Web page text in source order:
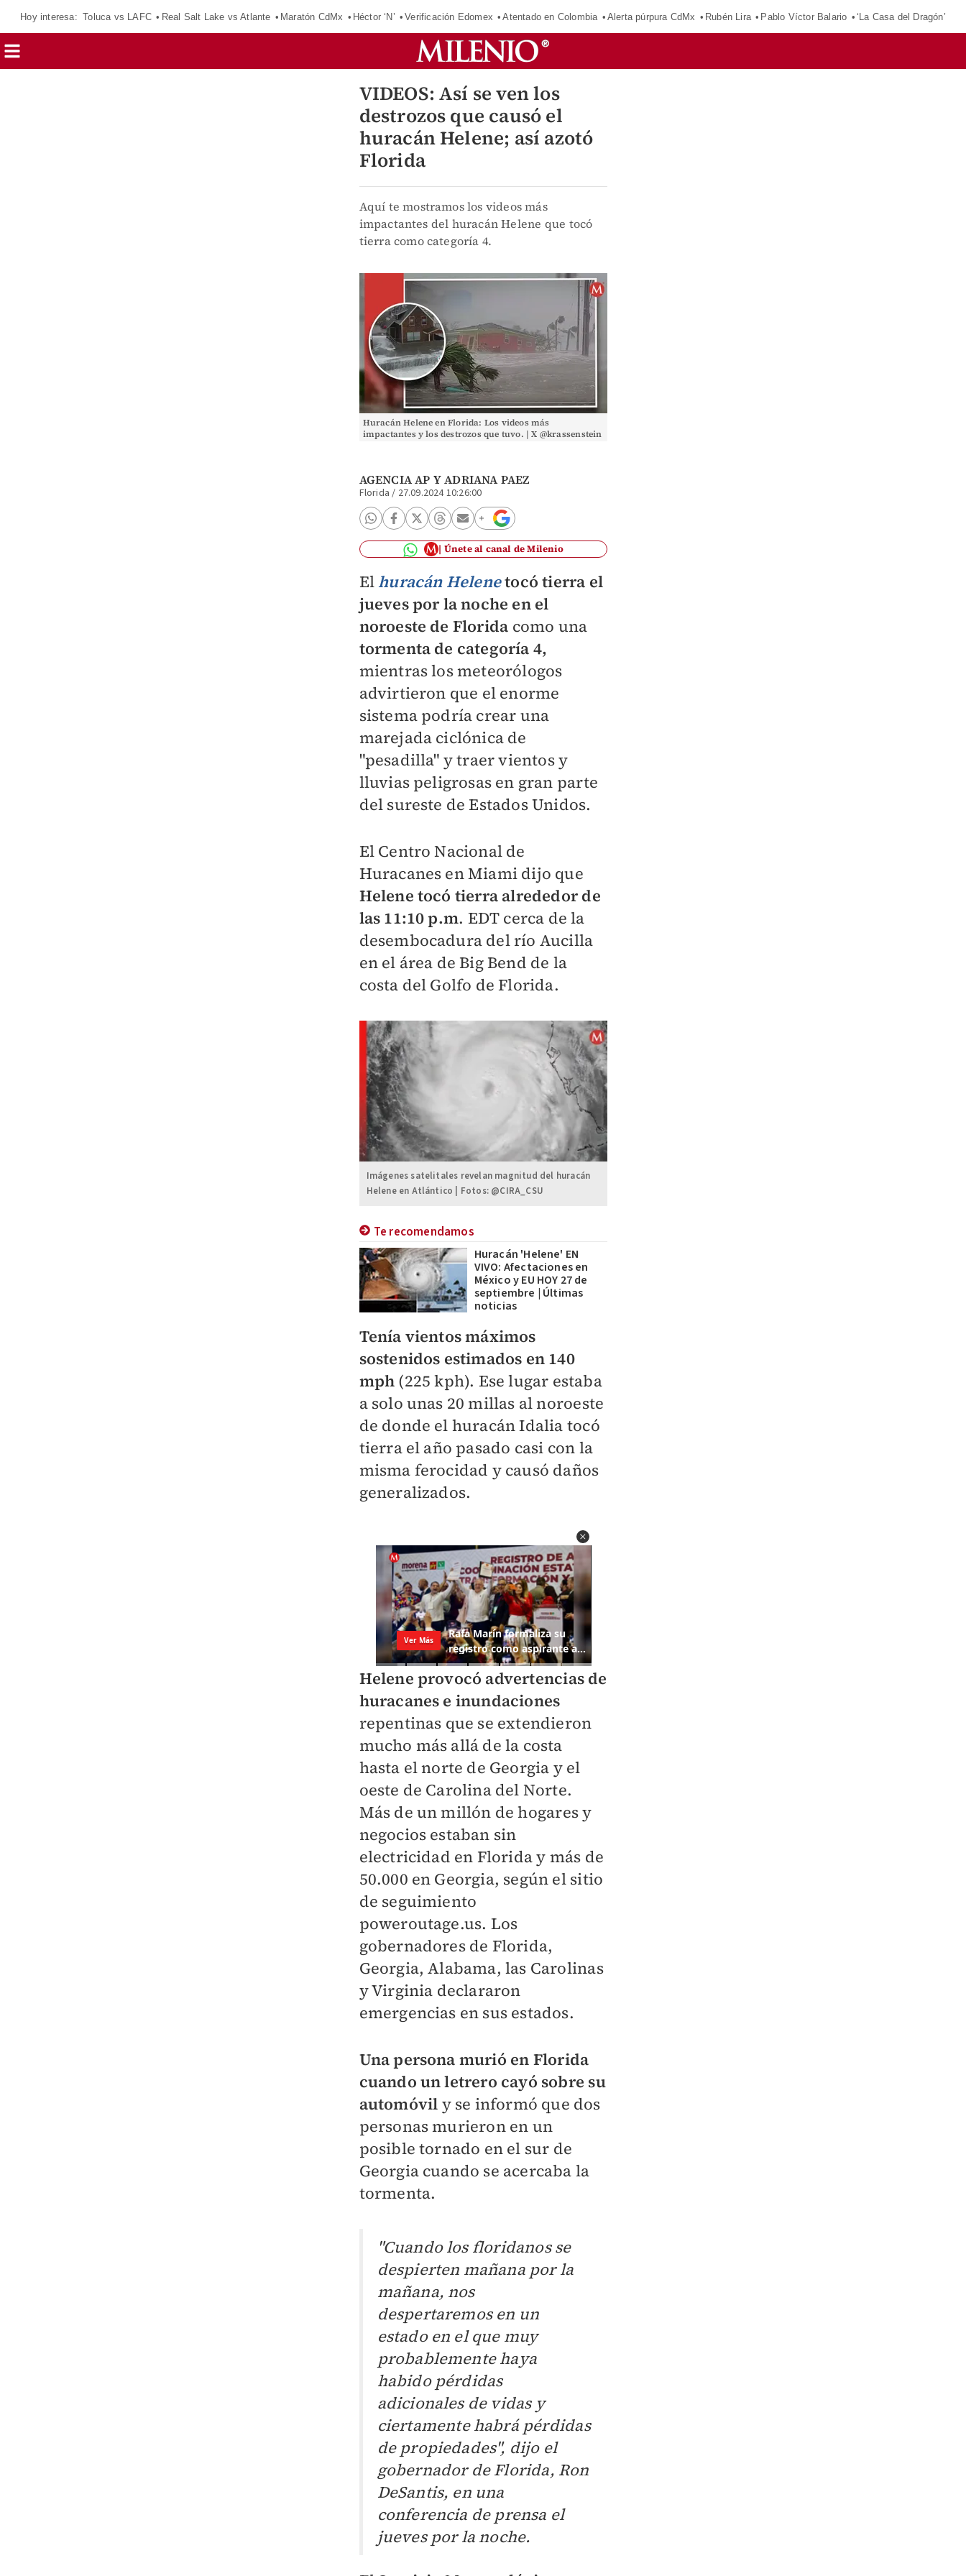
Hoy interesa: Toluca vs LAFC Real Salt Lake vs Atlante Maratón CdMx Héctor ‘N’ Verificación Edomex Atentado en Colombia Alerta púrpura CdMx Rubén Lira Pablo Víctor Balario ‘La Casa del Dragón’
VIDEOS: Así se ven los
destrozos que causó el
huracán Helene; así azotó
Florida
Aquí te mostramos los videos más
impactantes del huracán Helene que tocó
tierra como categoría 4.
Huracán Helene en Florida: Los videos más
impactantes y los destrozos que tuvo. | X @krassenstein
AGENCIA AP YADRIANA PAEZ
Florida / 27.09.2024 10:26:00
Únete al canal de Milenio
El huracán Helenetocó tierra el
jueves por la noche en el
noroeste de Florida como una
tormenta de categoría 4,
mientras los meteorólogos
advirtieron que el enorme
sistema podría crear una
marejada ciclónica de
"pesadilla" y traer vientos y
lluvias peligrosas en gran parte
del sureste de Estados Unidos.
El Centro Nacional de
Huracanes en Miami dijo que
Helene tocó tierra alrededor de
las 11:10 p.m. EDT cerca de la
desembocadura del río Aucilla
en el área de Big Bend de la
costa del Golfo de Florida.
Imágenes satelitales revelan magnitud del huracán
Helene en Atlántico | Fotos: @CIRA_CSU
Te recomendamos
Huracán 'Helene' EN
VIVO: Afectaciones en
México y EU HOY 27 de
septiembre | Últimas
noticias
Tenía vientos máximos
sostenidos estimados en 140
mph (225 kph). Ese lugar estaba
a solo unas 20 millas al noroeste
de donde el huracán Idalia tocó
tierra el año pasado casi con la
misma ferocidad y causó daños
generalizados.
Helene provocó advertencias de
huracanes e inundaciones
repentinas que se extendieron
mucho más allá de la costa
hasta el norte de Georgia y el
oeste de Carolina del Norte.
Más de un millón de hogares y
negocios estaban sin
electricidad en Florida y más de
50.000 en Georgia, según el sitio
de seguimiento
poweroutage.us. Los
gobernadores de Florida,
Georgia, Alabama, las Carolinas
y Virginia declararon
emergencias en sus estados.
Una persona murió en Florida
cuando un letrero cayó sobre su
automóvil y se informó que dos
personas murieron en un
posible tornado en el sur de
Georgia cuando se acercaba la
tormenta.
"Cuando los floridanos se
despierten mañana por la
mañana, nos
despertaremos en un
estado en el que muy
probablemente haya
habido pérdidas
adicionales de vidas y
ciertamente habrá pérdidas
de propiedades", dijo el
gobernador de Florida, Ron
DeSantis, en una
conferencia de prensa el
jueves por la noche.